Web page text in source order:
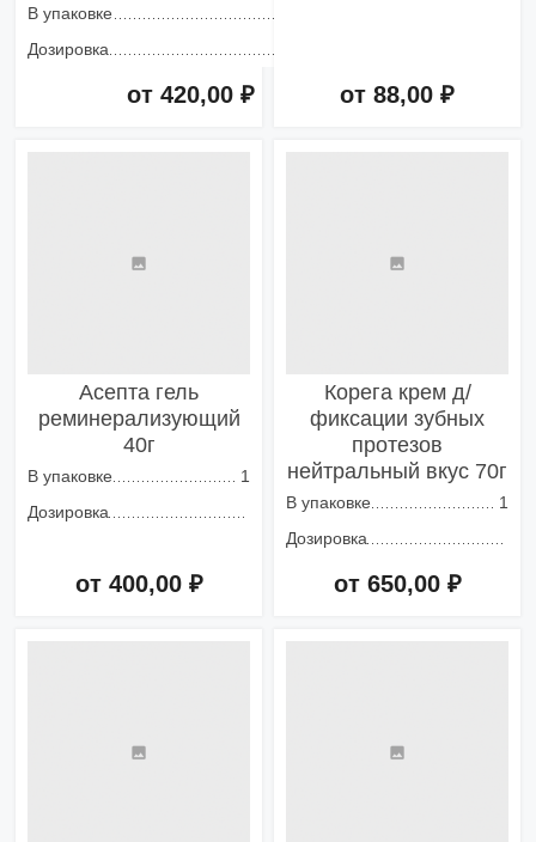
В упаковке
Дозировка
от 420,00 ₽ от 88,00 ₽
Асепта гель
реминерализующий
40г
В упаковке
1
Дозировка
от 400,00 ₽
Корега крем д/
фиксации зубных
протезов
нейтральный вкус 70г
В упаковке
1
Дозировка
от 650,00 ₽